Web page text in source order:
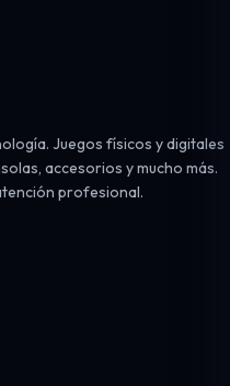
Juegos físicos y digitales
accesorios y mucho más.
profesional.